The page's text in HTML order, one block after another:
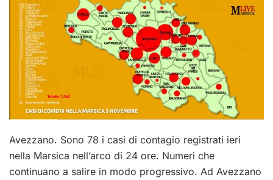
Avezzano. Sono 78 i casi di contagio registrati ieri
nella Marsica nell’arco di 24 ore. Numeri che
continuano a salire in modo progressivo. Ad Avezzano